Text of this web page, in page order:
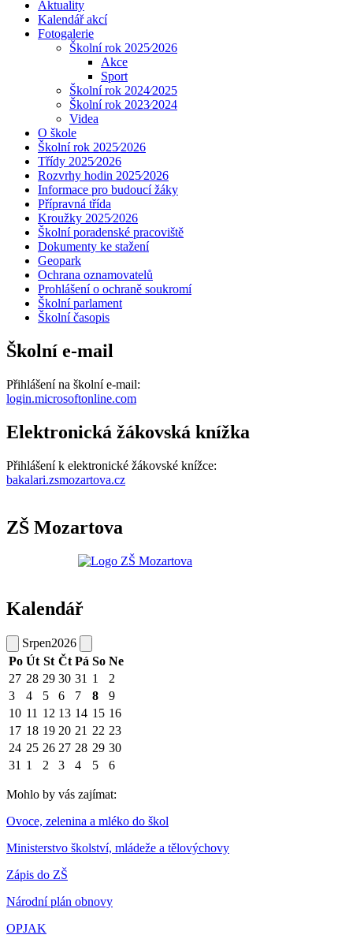
Aktuality
Kalendář akcí
Fotogalerie
Školní rok 2025⁄2026
Akce
Sport
Školní rok 2024⁄2025
Školní rok 2023⁄2024
Videa
O škole
Školní rok 2025⁄2026
Třídy 2025⁄2026
Rozvrhy hodin 2025⁄2026
Informace pro budoucí žáky
Přípravná třída
Kroužky 2025⁄2026
Školní poradenské pracoviště
Dokumenty ke stažení
Geopark
Ochrana oznamovatelů
Prohlášení o ochraně soukromí
Školní parlament
Školní časopis
Školní e-mail
Přihlášení na školní e-mail:
login.microsoftonline.com
Elektronická žákovská knížka
Přihlášení k elektronické žákovské knížce:
bakalari.zsmozartova.cz
ZŠ Mozartova
Kalendář
Srpen2026
Po Út St Čt Pá So Ne
27 28 29 30 31 1
2
3
4 5 6 7 8
9
10 11 12 13 14 15 16
17 18 19 20 21 22 23
24 25 26 27 28 29 30
31 1 2 3 4 5 6
Mohlo by vás zajímat:
Ovoce, zelenina a mléko do škol
Ministerstvo školství, mládeže a tělovýchovy
Zápis do ZŠ
Národní plán obnovy
OPJAK